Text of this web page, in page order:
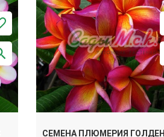
СЕМЕНА ПЛЮМЕРИЯ ГОЛДЕН